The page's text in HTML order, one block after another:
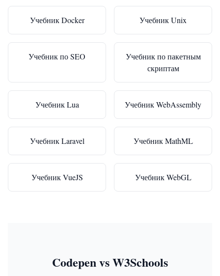
Учебник Docker Учебник Unix
Учебник по SEO
Учебник по пакетным
скриптам
Учебник Lua Учебник WebAssembly
Учебник Laravel Учебник MathML
Учебник VueJS Учебник WebGL
Codepen vs W3Schools